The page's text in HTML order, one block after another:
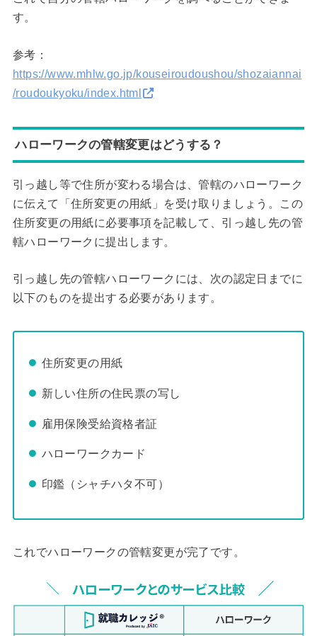
す。
参考：
https://www.mhlw.go.jp/kouseiroudoushou/shozaiannai
/roudoukyoku/index.html
ハローワークの管轄変更はどうする？
引っ越し等で住所が変わる場合は、管轄のハローワーク
に伝えて「住所変更の用紙」を受け取りましょう。この
住所変更の用紙に必要事項を記載して、引っ越し先の管
轄ハローワークに提出します。
引っ越し先の管轄ハローワークには、次の認定日までに
以下のものを提出する必要があります。
住所変更の用紙
新しい住所の住民票の写し
雇用保険受給資格者証
ハローワークカード
印鑑（シャチハタ不可）
これでハローワークの管轄変更が完了です。